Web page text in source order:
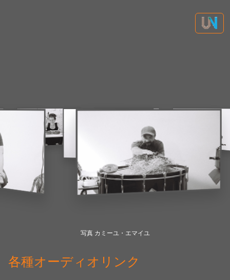
写真 カミーユ・エマイユ
各種オーディオリンク